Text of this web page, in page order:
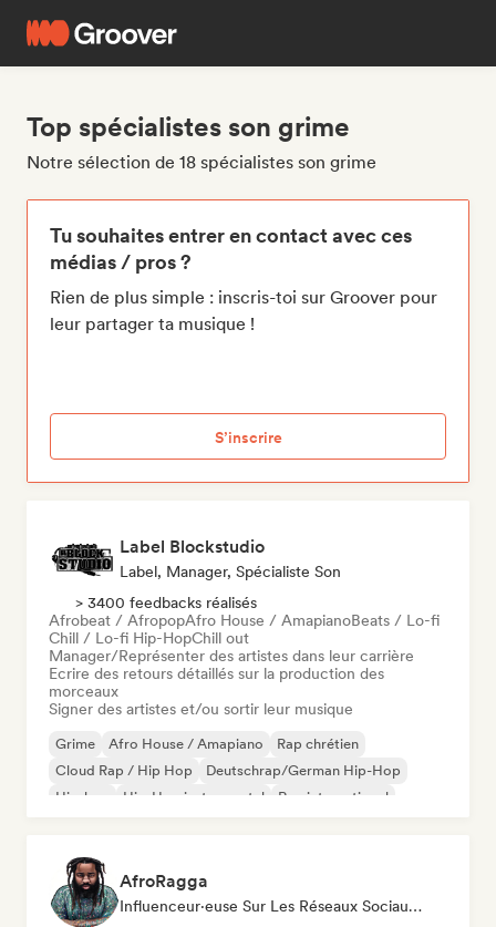
Top spécialistes son grime
Notre sélection de 18 spécialistes son grime
Tu souhaites entrer en contact avec ces
médias / pros ?
Rien de plus simple : inscris-toi sur Groover pour
leur partager ta musique !
S’inscrire
Label Blockstudio
Label, Manager, Spécialiste Son
> 3400 feedbacks réalisés
Afrobeat / AfropopAfro House / AmapianoBeats / Lo-fi
Chill / Lo-fi Hip-HopChill out
Manager/Représenter des artistes dans leur carrière
Ecrire des retours détaillés sur la production des
morceaux
Signer des artistes et/ou sortir leur musique
Grime Afro House / Amapiano
Rap chrétien
Cloud Rap / Hip Hop
Deutschrap/German Hip-Hop
Hip-hop
Hip-Hop instrumental Rap international
AfroRagga
Influenceur·euse Sur Les Réseaux Sociaux, Spécialiste Son